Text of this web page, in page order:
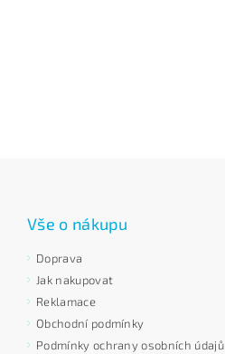
Vše o nákupu
Doprava
Jak nakupovat
Reklamace
Obchodní podmínky
Podmínky ochrany osobních údajů